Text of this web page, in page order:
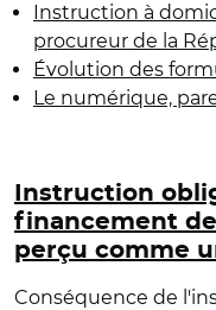
Instruction à
procureur de la
Évolution des
Le numérique,
Instruction
financement
perçu comme
Conséquence de